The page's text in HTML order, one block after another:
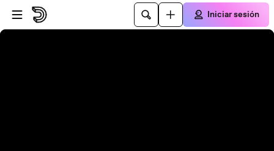
Saltar al reproductor
Saltar al contenido principal
Iniciar sesión